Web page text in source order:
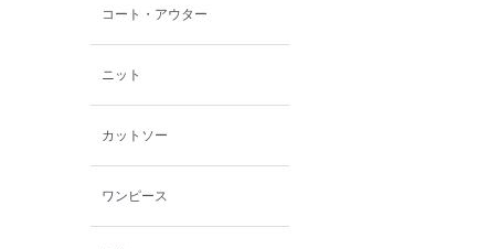
ファインデーション
ローズペッシュ / パル
モンド
コート・アウター
ニット
カットソー
ワンピース